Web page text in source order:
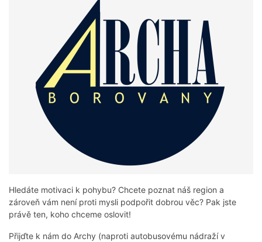
Hledáte motivaci k pohybu? Chcete poznat náš region a
zároveň vám není proti mysli podpořit dobrou věc? Pak jste
právě ten, koho chceme oslovit!
Přijďte k nám do Archy (naproti autobusovému nádraží v